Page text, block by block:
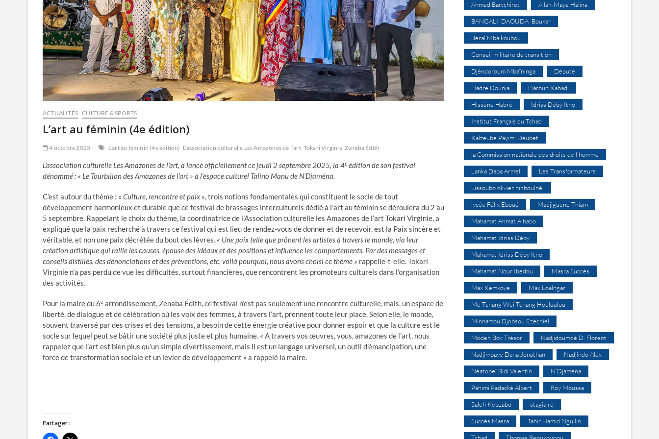
ACTUALITÉS CULTURE & SPORTS
L’art au féminin (4e édition)
4 octobre 2025 L’art au féminin (4e édition) L’association culturelle Les Amazones de l’art Tokari Virginie Zenaba Édith
L’association culturelle Les Amazones de l’art, a lancé officiellement ce jeudi 2 septembre 2025, la 4e édition de son festival
dénommé : « Le Tourbillon des Amazones de l’art » à l’espace culturel Talino Manu de N’Djaména.
C’est autour du thème : « Culture, rencontre et paix », trois notions fondamentales qui constituent le socle de tout
développement harmonieux et durable que ce festival de brassages interculturels dédié à l’art au féminin se déroulera du 2 au
5 septembre. Rappelant le choix du thème, la coordinatrice de l’Association culturelle les Amazones de l’art Tokari Virginie, a
expliqué que la paix recherché à travers ce festival qui est lieu de rendez-vous de donner et de recevoir, est la Paix sincère et
véritable, et non une paix décrétée du bout des lèvres. « Une paix telle que prônent les artistes à travers le monde, via leur
création artistique qui rallie les causes, épouse des idéaux et des positions et influence les comportements. Par des messages et
conseils distillés, des dénonciations et des préventions, etc, voilà pourquoi, nous avons choisi ce thème » rappelle-t-elle. Tokari
Virginie n’a pas perdu de vue les difficultés, surtout financières, que rencontrent les promoteurs culturels dans l’organisation
des activités.
Pour la maire du 6e arrondissement, Zenaba Édith, ce festival n’est pas seulement une rencontre culturelle, mais, un espace de
liberté, de dialogue et de célébration où les voix des femmes, à travers l’art, prennent toute leur place. Selon elle, le monde,
souvent traversé par des crises et des tensions, a besoin de cette énergie créative pour donner espoir et que la culture est le
socle sur lequel peut se bâtir une société plus juste et plus humaine. « A travers vos œuvres, vous, amazones de l’art, nous
rappelez que l’art est bien plus qu’un simple divertissement, mais il est un langage universel, un outil d’émancipation, une
force de transformation sociale et un levier de développement » a rappelé la maire.
Partager :
Ahmed Bartchiret Allah-Maye Halina
BANGALI DAOUDA Boukar
Béral Mbaïkoubou
Conseil militaire de transition
Djéndoroum Mbaïninga Député
Hadre Dounia Haroun Kabadi
Hissène Habré Idriss Déby Itno
Institut Français du Tchad
Kalzeubé Payimi Deubet
la Commission nationale des droits de l’homme
Lanka Daba Armel Les Transformateurs
Lissoubo olivier hinhoulné.
lycée Félix Eboué Madjiguene Thiam
Mahamat Ahmat Alhabo
Mahamat Idriss Déby
Mahamat Idriss Déby Itno
Mahamat Nour Ibedou Masra Succès
Max Kemkoye Max Loalngar
Me Tchang Wei Tchang Houloulou
Minnamou Djobsou Ezechiel
Modeh Boy Trésor Nadjidoumdé D. Florent
Nadjimbaye Dana Jonathan Nadjindo Alex
Néatobeï Bidi Valentin N’Djaména
Pahimi Padacké Albert Roy Moussa
Saleh Kebzabo stagiaire
Succès Masra Tahir Hamid Nguilin